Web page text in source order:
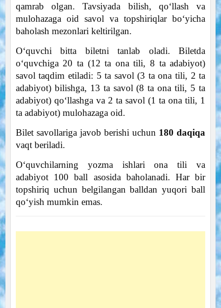
qamrab olgan. Tavsiyada bilish, qoʻllash va
mulohazaga oid savol va topshiriqlar boʻyicha
baholash mezonlari keltirilgan.
O‘quvchi bitta biletni tanlab oladi. Biletda
oʻquvchiga 20 ta (12 ta ona tili, 8 ta adabiyot)
savol taqdim etiladi: 5 ta savol (3 ta ona tili, 2 ta
adabiyot) bilishga, 13 ta savol (8 ta ona tili, 5 ta
adabiyot) qoʻllashga va 2 ta savol (1 ta ona tili, 1
ta adabiyot) mulohazaga oid.
Bilet savollariga javob berishi uchun 180 daqiqa
vaqt beriladi.
Oʻquvchilarning yozma ishlari ona tili va
adabiyot 100 ball asosida baholanadi. Har bir
topshiriq uchun belgilangan balldan yuqori ball
qoʻyish mumkin emas.